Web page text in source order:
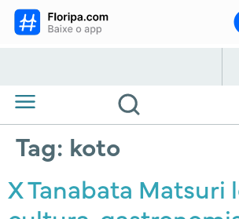
Tag: koto
X Tanabata Matsuri